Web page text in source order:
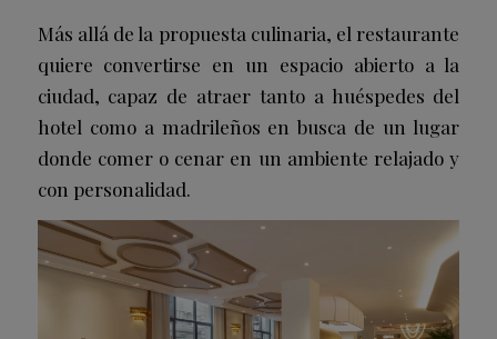
Más allá de la propuesta culinaria, el restaurante
quiere convertirse en un espacio abierto a la
ciudad, capaz de atraer tanto a huéspedes del
hotel como a madrileños en busca de un lugar
donde comer o cenar en un ambiente relajado y
con personalidad.